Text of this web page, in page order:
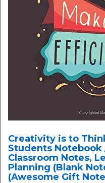
Creativity is to
Students
Classroom Notes,
Planning (Blank
(Awesome Gift